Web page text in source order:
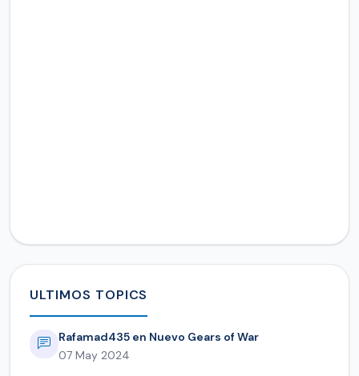
ULTIMOS TOPICS
Rafamad435 en Nuevo Gears of War
07 May 2024